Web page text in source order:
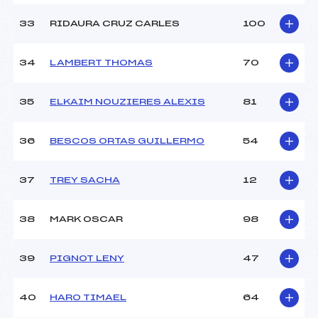
33 RIDAURA CRUZ CARLES 100
34 LAMBERT THOMAS 70
35 ELKAIM NOUZIERES ALEXIS 81
36 BESCOS ORTAS GUILLERMO 54
37 TREY SACHA 12
38 MARK OSCAR 98
39 PIGNOT LENY 47
40 HARO TIMAEL 64